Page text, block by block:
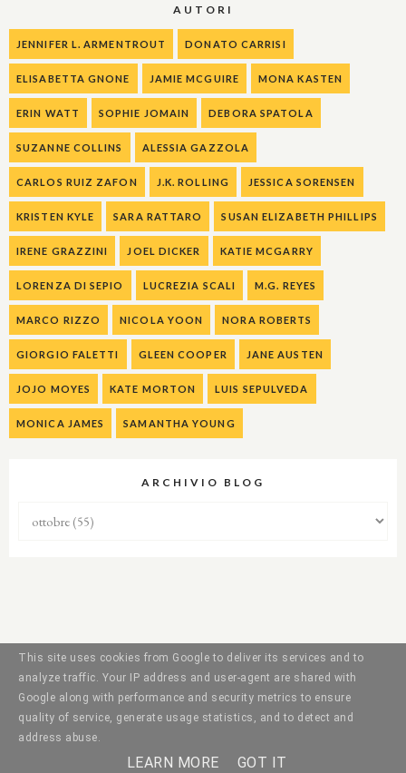
AUTORI
JENNIFER L. ARMENTROUT DONATO CARRISI
ELISABETTA GNONE JAMIE MCGUIRE MONA KASTEN
ERIN WATT SOPHIE JOMAIN DEBORA SPATOLA
SUZANNE COLLINS ALESSIA GAZZOLA
CARLOS RUIZ ZAFON J.K. ROLLING JESSICA SORENSEN
KRISTEN KYLE SARA RATTARO SUSAN ELIZABETH PHILLIPS
IRENE GRAZZINI JOEL DICKER KATIE MCGARRY
LORENZA DI SEPIO LUCREZIA SCALI M.G. REYES
MARCO RIZZO NICOLA YOON NORA ROBERTS
GIORGIO FALETTI GLEEN COOPER JANE AUSTEN
JOJO MOYES KATE MORTON LUIS SEPULVEDA
MONICA JAMES SAMANTHA YOUNG
ARCHIVIO BLOG
This site uses cookies from Google to deliver its services and to
analyze traffic. Your IP address and user-agent are shared with
Google along with performance and security metrics to ensure
quality of service, generate usage statistics, and to detect and
address abuse.
LEARN MORE GOT IT